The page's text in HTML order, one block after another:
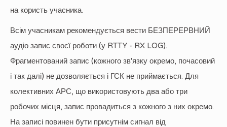
на користь учасника.
Всім учасникам рекомендується вести БЕЗПЕРЕРВНИЙ
аудіо запис своєї роботи (у RTTY - RX LOG).
Фрагментований запис (кожного зв'язку окремо, почасовий
і так далі) не дозволяється і ГСК не приймається. Для
колективних АРС, що використовують два або три
робочих місця, запис провадиться з кожного з них окремо.
На записі повинен бути присутнім сигнал від